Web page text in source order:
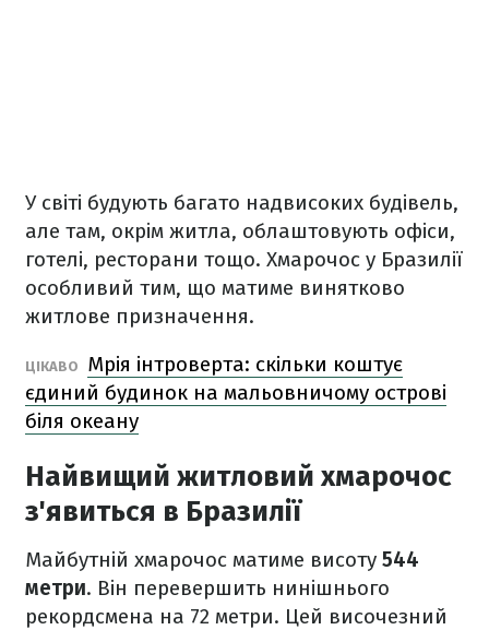
У світі будують багато надвисоких будівель,
але там, окрім житла, облаштовують офіси,
готелі, ресторани тощо. Хмарочос у Бразилії
особливий тим, що матиме винятково
житлове призначення.
ЦІКАВО
Мрія інтроверта: скільки коштує
єдиний будинок на мальовничому острові
біля океану
Найвищий житловий хмарочос
з'явиться в Бразилії
Майбутній хмарочос матиме висоту 544
метри. Він перевершить нинішнього
рекордсмена на 72 метри. Цей височезний